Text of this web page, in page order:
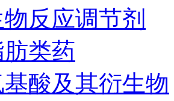
反应调节剂
肪类药
酸及其衍生物